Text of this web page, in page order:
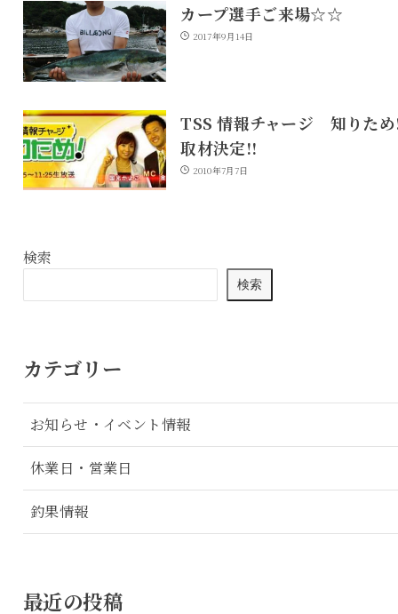
カープ選手ご来場☆☆
2017年9月14日
TSS 情報チャージ 知り
取材決定!!
2010年7月7日
検索
検索
カテゴリー
お知らせ・イベント情報
休業日・営業日
釣果情報
最近の投稿